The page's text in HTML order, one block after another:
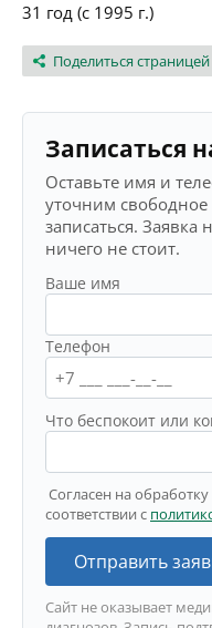
31 год (с 1995 г.)
Поделиться страницей
Записаться
Оставьте имя и
уточним
записаться. Заявка
ничего не стоит.
Ваше имя
Телефон
Что беспокоит или
Согласен на
соответствии с
Отправить
Сайт не оказывает